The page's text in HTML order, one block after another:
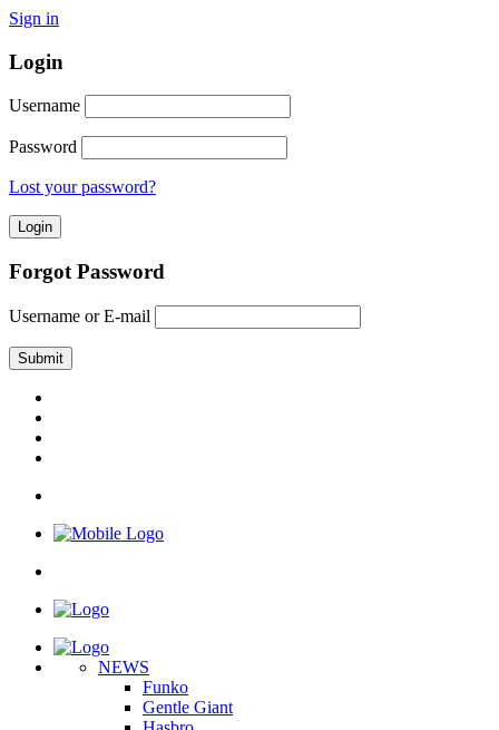
Sign in
Login
Username
Password
Lost your password?
Forgot Password
Username or E-mail
NEWS
Funko
Gentle Giant